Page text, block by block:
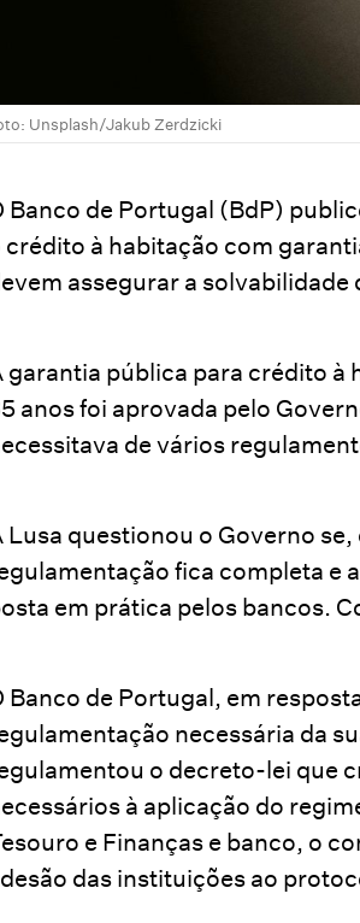
Unsplash/Jakub Zerdzicki
Banco de Portugal (BdP)
crédito à habitação com
assegurar a solvabilidade
garantia pública para crédito à
anos foi aprovada pelo
de vários
Lusa questionou o Governo
fica completa e
em prática pelos bancos.
Banco de Portugal, em
necessária da
o decreto-lei que
à aplicação do
e Finanças e banco, o
das instituições ao